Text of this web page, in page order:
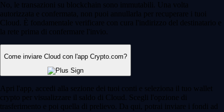
No, le transazioni su blockchain sono immutabili. Una volta
autorizzata e confermata, non puoi annullarla per recuperare i tuoi
Cloud. È fondamentale verificare con cura l'indirizzo del destinatario e
la rete prima di confermare l'invio.
Come inviare Cloud con l'app Crypto.com?
Apri l'app, accedi alla sezione dei tuoi conti e seleziona il tuo wallet
crypto per visualizzare il saldo di Cloud. Scegli l'opzione di
trasferimento e poi quella di prelievo. Da qui, potrai inviare i fondi ad